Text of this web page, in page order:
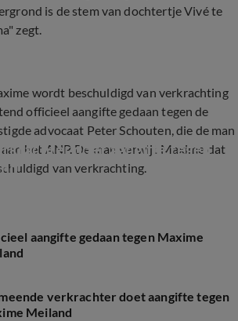
is de stem van dochtertje Vivé te
zegt.
wordt beschuldigd van verkrachting
officieel aangifte gedaan tegen de
advocaat Peter Schouten, die de man
het ANP. De man verwijt Maxime dat
van verkrachting.
doet aangifte tegen
aangifte gedaan tegen Maxime
verkrachter doet aangifte tegen
Meiland